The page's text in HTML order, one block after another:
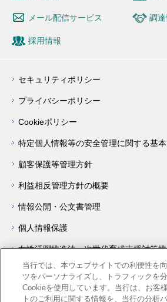
メール配信サービス 調
採用情報
セキュリティポリシー
プライバシーポリシー
Cookieポリシー
特定個人情報等の安全管理に関する基
顧客保護等管理方針
利益相反管理方針の概要
情報公開・公文書管理
個人情報保護
女性活躍推進法・次世代育成支援対策
主行動計画について
障害を理由とする差別の解消の推進に
当行では、本ウェブサイトでの利便性を
ツをパーソナライズし、トラフィックを
Cookieを使用しています。当行は、お客
トのご利用に関する情報を、当行の分析